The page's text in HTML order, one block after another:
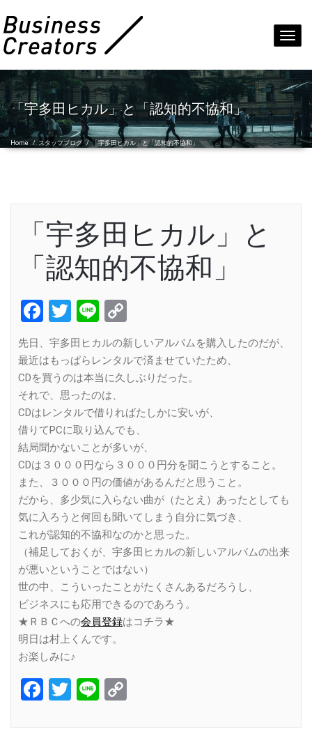
「宇多田ヒカル」と「認知的不協和」
Home / スタッフブログ /「宇多田ヒカル」と「認知的不協和」
「宇多田ヒカル」と
「認知的不協和」
Facebook
Twitter
Line
Link
先日、宇多田ヒカルの新しいアルバムを購入したのだが、
最近はもっぱらレンタルで済ませていたため、
CDを買うのは本当に久しぶりだった。
それで、思ったのは、
CDはレンタルで借りればたしかに安いが、
借りてPCに取り込んでも、
結局聞かないことが多いが、
CDは３０００円なら３０００円分を聞こうとすること。
また、３０００円の価値があるんだと思うこと。
だから、多少気に入らない曲が（たとえ）あったとしても
気に入ろうと何回も聞いてしまう自分に気づき、
これが認知的不協和なのかと思った。
（補足しておくが、宇多田ヒカルの新しいアルバムの出来
が悪いということではない）
世の中、こういったことがたくさんあるだろうし、
ビジネスにも応用できるのであろう。
★ＲＢＣへの会員登録はコチラ★
明日は村上くんです。
お楽しみに♪
Facebook
Twitter
Line